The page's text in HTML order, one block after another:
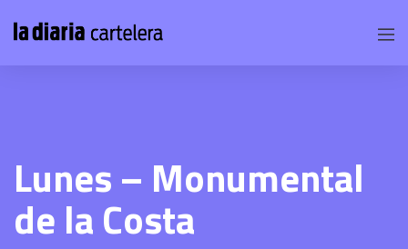
Lunes – Monumental
de la Costa